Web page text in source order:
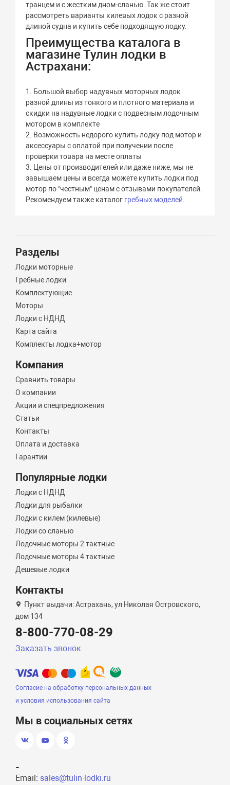
транцем и с жестким дном-сланью. Так же стоит
рассмотреть варианты килевых лодок с разной
длиной судна и купить себе подходящую лодку.
Преимущества каталога в
магазине Тулин лодки в
Астрахани:
1. Большой выбор надувных моторных лодок
разной длины из тонкого и плотного материала и
скидки на надувные лодки с подвесным лодочным
мотором в комплекте
2. Возможность недорого купить лодку под мотор и
аксессуары с оплатой при получении после
проверки товара на месте оплаты
3. Цены от производителей или даже ниже, мы не
завышаем цены и всегда можете купить лодки под
мотор по "честным" ценам с отзывами покупателей.
Рекомендуем также каталог гребных моделей
Разделы
Лодки моторные
Гребные лодки
Комплектующие
Моторы
Лодки с НДНД
Карта сайта
Комплекты лодка+мотор
Компания
Сравнить товары
О компании
Акции и спецпредложения
Статьи
Контакты
Оплата и доставка
Гарантии
Популярные лодки
Лодки с НДНД
Лодки для рыбалки
Лодки с килем (килевые)
Лодки со сланью
Лодочные моторы 2 тактные
Лодочные моторы 4 тактные
Дешевые лодки
Контакты
Пункт выдачи: Астрахань, ул Николая Островского,
дом 134
8-800-770-08-29
Заказать звонок
Согласие на обработку персональных данных
и условия использования сайта
Мы в социальных сетях
-
Email: sales@tulin-lodki.ru